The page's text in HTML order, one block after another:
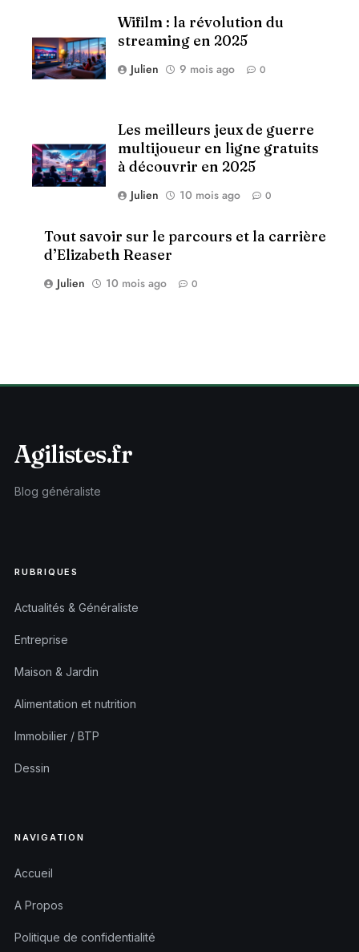
Wifilm : la révolution du
streaming en 2025
Julien 9 mois ago 0
Les meilleurs jeux de guerre
multijoueur en ligne gratuits
à découvrir en 2025
Julien 10 mois ago 0
Tout savoir sur le parcours et la carrière
d’Elizabeth Reaser
Julien 10 mois ago 0
Agilistes.fr
Blog généraliste
RUBRIQUES
Actualités & Généraliste
Entreprise
Maison & Jardin
Alimentation et nutrition
Immobilier / BTP
Dessin
NAVIGATION
Accueil
A Propos
Politique de confidentialité